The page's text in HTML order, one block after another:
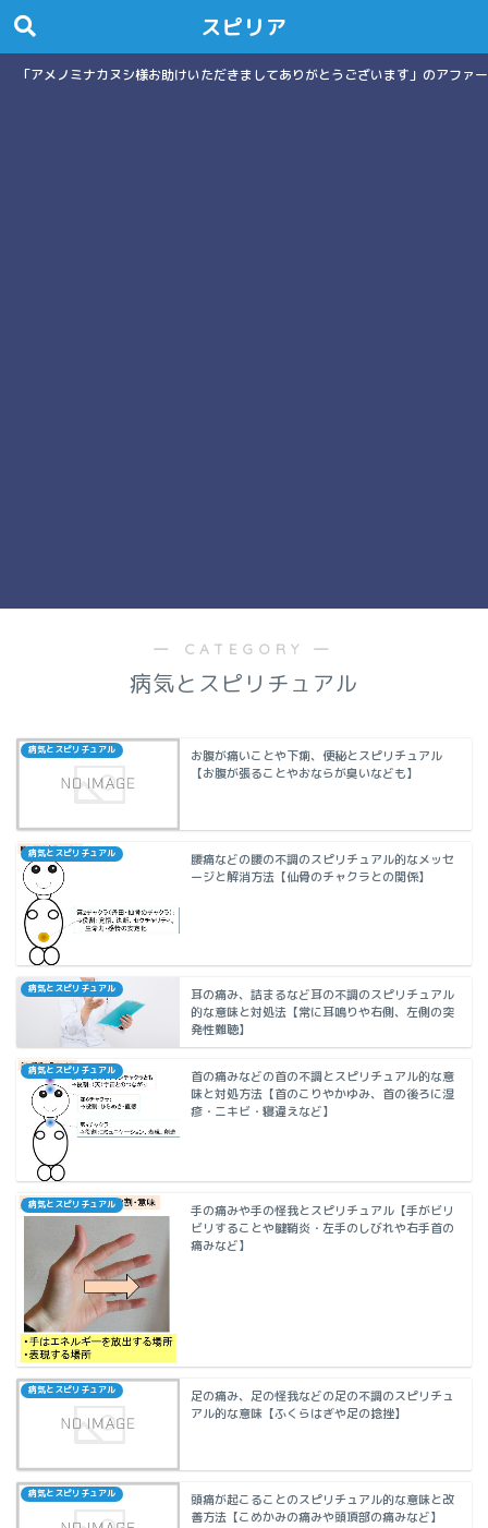
スピリア
「アメノミナカヌシ様お助けいただきましてありがとうございます」のアフ
― CATEGORY ―
病気とスピリチュアル
病気とスピリチュアル
お腹が痛いことや下痢、便秘とスピリチュアル
【お腹が張ることやおならが臭いなども】
病気とスピリチュアル
腰痛などの腰の不調のスピリチュアル的なメッセ
ージと解消方法【仙骨のチャクラとの関係】
病気とスピリチュアル
耳の痛み、詰まるなど耳の不調のスピリチュアル
的な意味と対処法【常に耳鳴りや右側、左側の突
発性難聴】
病気とスピリチュアル
首の痛みなどの首の不調とスピリチュアル的な意
味と対処方法【首のこりやかゆみ、首の後ろに湿
疹・ニキビ・寝違えなど】
病気とスピリチュアル
手の痛みや手の怪我とスピリチュアル【手がビリ
ビリすることや腱鞘炎・左手のしびれや右手首の
痛みなど】
病気とスピリチュアル
足の痛み、足の怪我などの足の不調のスピリチュ
アル的な意味【ふくらはぎや足の捻挫】
病気とスピリチュアル
頭痛が起こることのスピリチュアル的な意味と改
善方法【こめかみの痛みや頭頂部の痛みなど】